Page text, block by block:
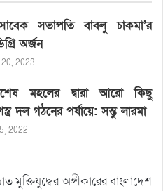
সভাপতি বাবলু চাকমা’র
অর্জন
2023
মহলের দ্বারা আরো কিছু
দল গঠনের পর্যায়ে: সন্তু লারমা
2022
মুক্তিযুদ্ধের অঙ্গীকারের বাংলাদেশ